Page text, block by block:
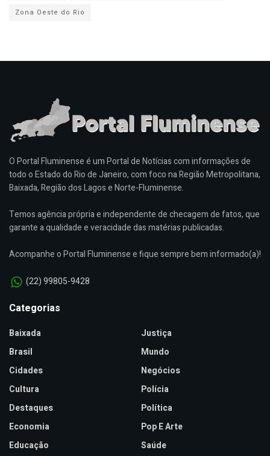
Zona Oeste do Rio
O Portal Fluminense é um Portal de Notícias com informações de
todo o Estado do Rio de Janeiro, com foco na Região Metropolitana,
Baixada, Região dos Lagos e Norte-Fluminense.
Temos agência própria e independente de checagem de fatos, que
garante a qualidade e veracidade das matérias publicadas.
Acompanhe o Portal Fluminense e fique sempre bem informado(a)!
(22) 99805-9428
Categorias
Baixada
Brasil
Cidades
Cultura
Destaques
Economia
Educação
Justiça
Mundo
Negócios
Polícia
Política
Pop E Arte
Saúde